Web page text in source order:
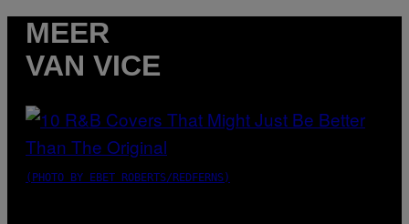
MEER
VAN VICE
(PHOTO BY EBET ROBERTS/REDFERNS)